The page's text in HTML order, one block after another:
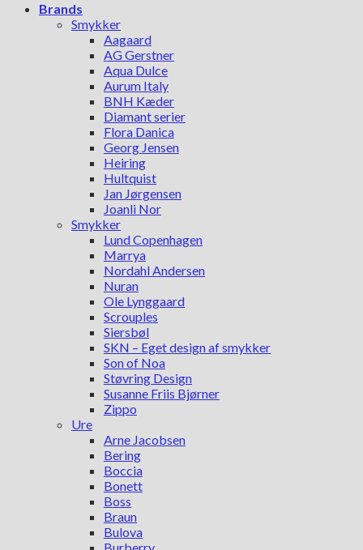
Brands
Smykker
Aagaard
AG Gerstner
Aqua Dulce
Aurum Italy
BNH Kæder
Diamant serier
Flora Danica
Georg Jensen
Heiring
Hultquist
Jan Jørgensen
Joanli Nor
Smykker
Lund Copenhagen
Marrya
Nordahl Andersen
Nuran
Ole Lynggaard
Scrouples
Siersbøl
SKN – Eget design af smykker
Son of Noa
Støvring Design
Susanne Friis Bjørner
Zippo
Ure
Arne Jacobsen
Bering
Boccia
Bonett
Boss
Braun
Bulova